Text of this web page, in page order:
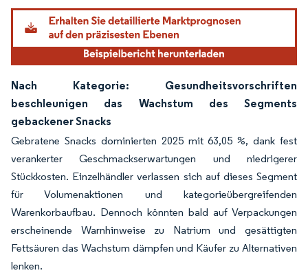
Nach Kategorie: Gesundheitsvorschriften
beschleunigen das Wachstum des Segments
gebackener Snacks
Gebratene Snacks dominierten 2025 mit 63,05 %, dank fest
verankerter Geschmackserwartungen und niedrigerer
Stückkosten. Einzelhändler verlassen sich auf dieses Segment
für Volumenaktionen und kategorieübergreifenden
Warenkorbaufbau. Dennoch könnten bald auf Verpackungen
erscheinende Warnhinweise zu Natrium und gesättigten
Fettsäuren das Wachstum dämpfen und Käufer zu Alternativen
lenken.